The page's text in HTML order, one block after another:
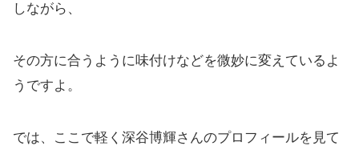
しながら、
その方に合うように味付けなどを微妙に変えているよ
うですよ。
では、ここで軽く深谷博輝さんのプロフィールを見て